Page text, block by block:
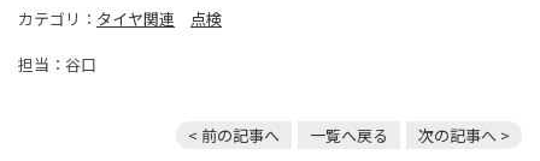
カテゴリ： タイヤ関連
点検
担当：谷口
< 前の記事へ 一覧へ戻る 次の記事へ >